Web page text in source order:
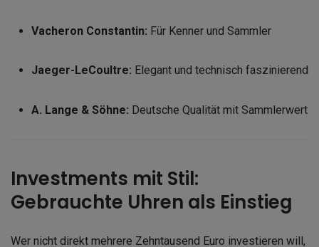
Vacheron Constantin: Für Kenner und Sammler
Jaeger-LeCoultre: Elegant und technisch faszinierend
A. Lange & Söhne: Deutsche Qualität mit Sammlerwert
Investments mit Stil:
Gebrauchte Uhren als Einstieg
Wer nicht direkt mehrere Zehntausend Euro investieren will,